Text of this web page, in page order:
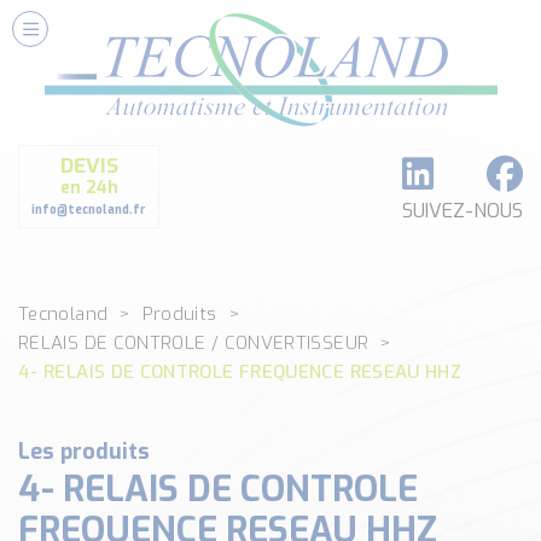
DEVIS
en 24h
info@tecnoland.fr SUIVEZ-NOUS
Nos Services
Conseils et Fourniture
Formation et Assistance
Architecture I-O Link multi fabricants
Classé par catégorie
DEBIT
DETECTION
SECURITE MACHINE
ENREGISTREUR + ACQUISITION DE DONNEES
Voir toutes les catégories …
Tecnoland
Produits
RELAIS DE CONTROLE / CONVERTISSEUR
4- RELAIS DE CONTROLE FREQUENCE RESEAU HHZ
Les produits
4- RELAIS DE CONTROLE
FREQUENCE RESEAU HHZ